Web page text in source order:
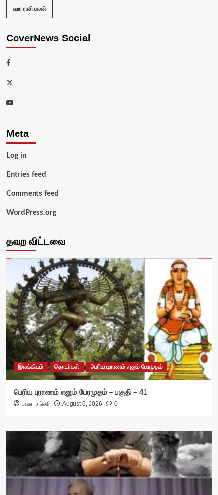
வார ராசி பலன்
CoverNews Social
Facebook
Twitter
Youtube
Meta
Log in
Entries feed
Comments feed
WordPress.org
தவற விட்டவை
இலக்கியம் தொடர்கள் பெரிய புராணம் எனும் பேரமுதம்
பெரிய புராணம் எனும் பேரமுதம் – பகுதி – 41
பவள சங்கரி August 6, 2026 0